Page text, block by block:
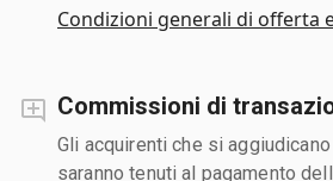
Condizioni generali di offerta
Commissioni di
Gli acquirenti che si
saranno tenuti al pagamento